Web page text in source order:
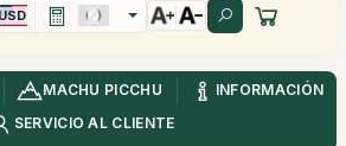
MACHU PICCHU
INFORMACIÓN
SERVICIO AL CLIENTE